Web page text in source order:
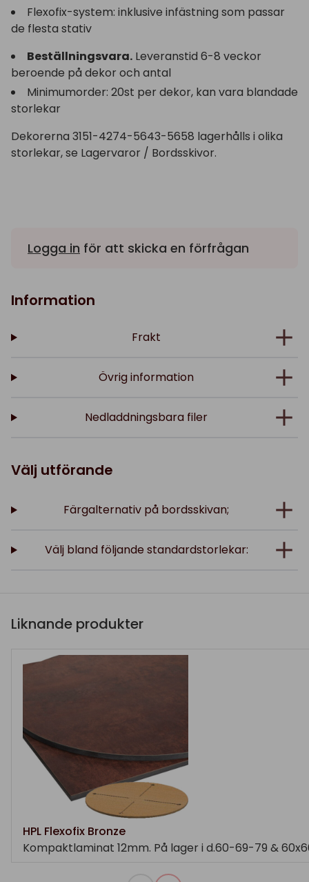
Flexofix-system: inklusive infästning som passar
de flesta stativ
Beställningsvara. Leveranstid 6-8 veckor
beroende på dekor och antal
Minimumorder: 20st per dekor, kan vara blandade
storlekar
Dekorerna 3151-4274-5643-5658 lagerhålls i olika
storlekar, se Lagervaror / Bordsskivor.
Logga in för att skicka en förfrågan
Information
Frakt
Övrig information
Nedladdningsbara filer
Välj utförande
Färgalternativ på bordsskivan;
Välj bland följande standardstorlekar:
Liknande produkter
HPL Flexofix Bronze
Kompaktlaminat 12mm. På lager i d.60-69-79 &